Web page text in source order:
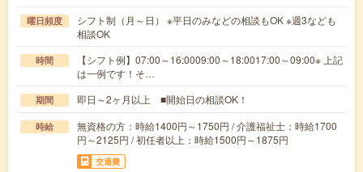
曜日頻度
シフト制（月～日） ※平日のみなどの相談もOK ※週3なども
相談OK
時間
【シフト例】07:00～16:0009:00～18:0017:00～09:00※ 上記
は一例です！そ…
期間 即日～2ヶ月以上 ■開始日の相談OK！
時給
無資格の方：時給1400円～1750円 / 介護福祉士：時給1700
円～2125円 / 初任者以上：時給1500円～1875円
交通費